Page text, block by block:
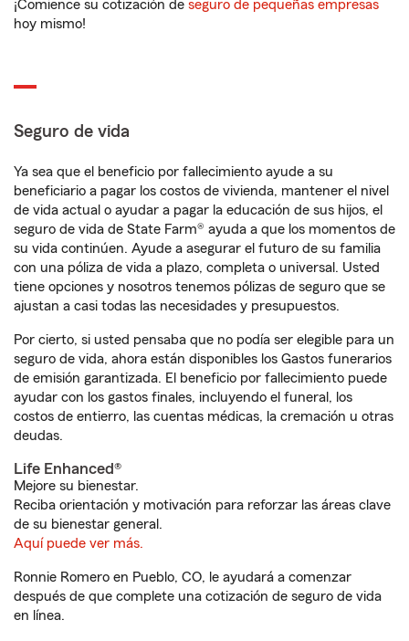
¡Comience su cotización de seguro de pequeñas empresas
hoy mismo!
Seguro de vida
Ya sea que el beneficio por fallecimiento ayude a su
beneficiario a pagar los costos de vivienda, mantener el nivel
de vida actual o ayudar a pagar la educación de sus hijos, el
seguro de vida de State Farm® ayuda a que los momentos de
su vida continúen. Ayude a asegurar el futuro de su familia
con una póliza de vida a plazo, completa o universal. Usted
tiene opciones y nosotros tenemos pólizas de seguro que se
ajustan a casi todas las necesidades y presupuestos.
Por cierto, si usted pensaba que no podía ser elegible para un
seguro de vida, ahora están disponibles los Gastos funerarios
de emisión garantizada. El beneficio por fallecimiento puede
ayudar con los gastos finales, incluyendo el funeral, los
costos de entierro, las cuentas médicas, la cremación u otras
deudas.
Life Enhanced®
Mejore su bienestar.
Reciba orientación y motivación para reforzar las áreas clave
de su bienestar general.
Aquí puede ver más.
Ronnie Romero en Pueblo, CO, le ayudará a comenzar
después de que complete una cotización de seguro de vida
en línea.